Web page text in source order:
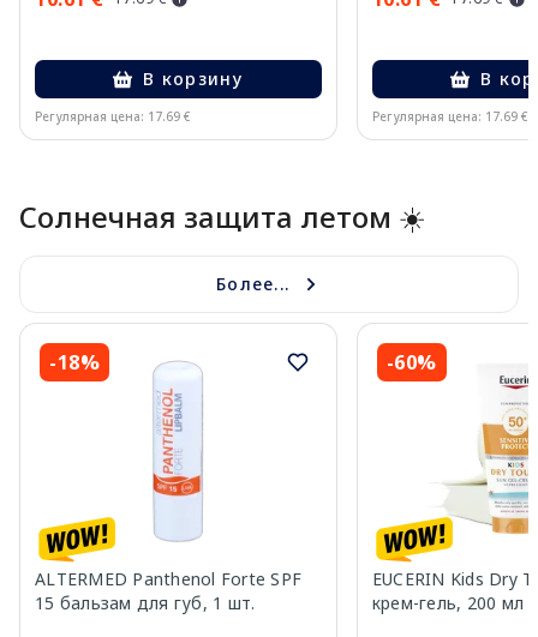
В корзину
Регулярная цена: 17.69 €
В
Регулярная цена: 17.69 €
Солнечная защита летом ☀️
Более...
-18%
ALTERMED Panthenol Forte SPF
15 бальзам для губ, 1 шт.
-60%
EUCERIN Kids Dry
крем-гель, 200 мл